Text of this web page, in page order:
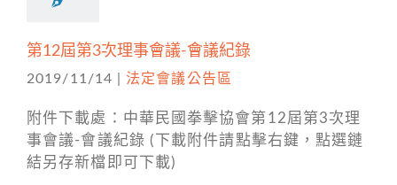
第12屆第3次理事會議-會議紀錄
2019/11/14 法定會議公告區
附件下載處：中華民國拳擊協會第12屆第3次理
事會議-會議紀錄 (下載附件請點擊右鍵，點選鏈
結另存新檔即可下載)